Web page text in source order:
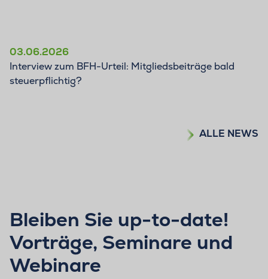
03.06.2026
Interview zum BFH-Urteil: Mitgliedsbeiträge bald
steuerpflichtig?
ALLE NEWS
Bleiben Sie up-to-date!
Vorträge, Seminare und
Webinare